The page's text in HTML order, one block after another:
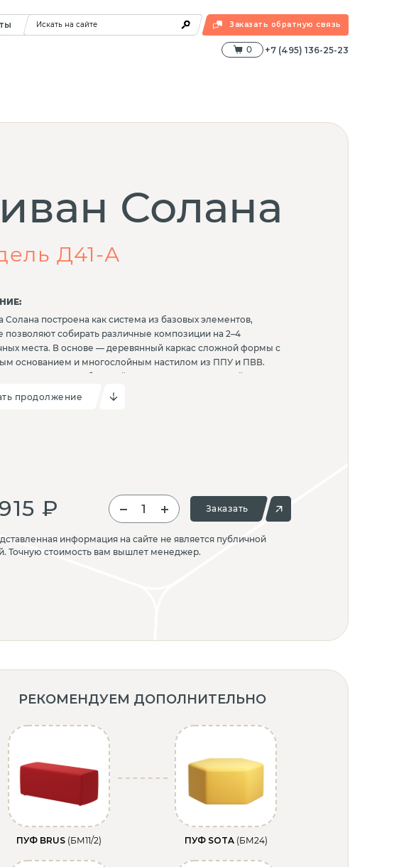
Искать на сайте Заказать обратную связь
+7 (495) 136-25-23
0
Солана
Д41-А
Солана построена как система из базовых элементов,
позволяют собирать различные композиции на 2–4
места. В основе — деревянный каркас сложной формы с
основанием и многослойным настилом из ППУ и ПВВ.
выполняется из мебельной ткани или искусственной кожи и
по каталогу. Спинка и сиденье соединяются между собой
зацепами, что упрощает сборку и обеспечивает точную
продолжение
₽ Заказать
информация на сайте не является публичной
Точную стоимость вам вышлет менеджер.
РЕКОМЕНДУЕМ ДОПОЛНИТЕЛЬНО
ПУФ BRUS (БМ11/2) ПУФ SOTA (БМ24)